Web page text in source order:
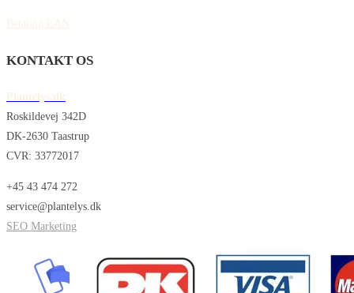
Betaling EAN
KONTAKT OS
Plantelys.dk
Roskildevej 342D
DK-2630 Taastrup
CVR: 33772017
+45 43 474 272
service@plantelys.dk
SEO Marketing